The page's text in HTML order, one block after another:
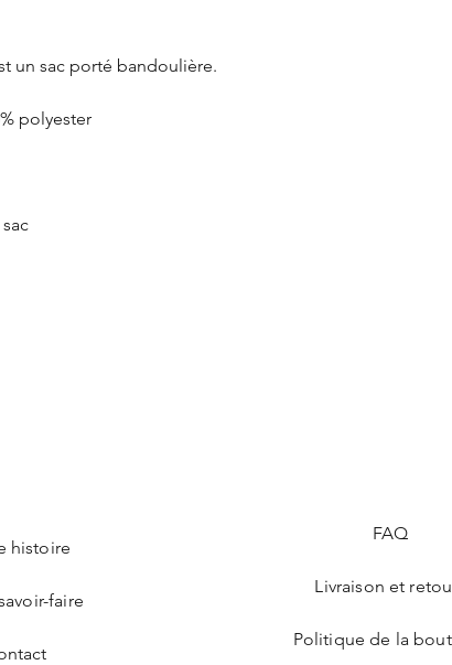
un sac porté bandoulière.
polyester
histoire
faire
FAQ
Livraison et
Politique de la